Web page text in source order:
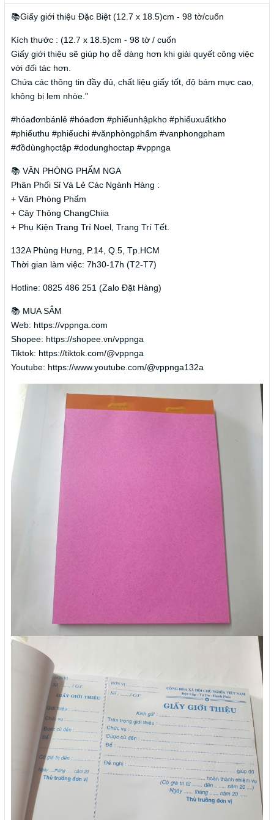
📚Giấy giới thiệu Đặc Biệt (12.7 x 18.5)cm - 98 tờ/cuốn
Kích thước : (12.7 x 18.5)cm - 98 tờ / cuốn
Giấy giới thiệu sẽ giúp họ dễ dàng hơn khi giải quyết công việc
với đối tác hơn.
Chứa các thông tin đầy đủ, chất liệu giấy tốt, độ bám mực cao,
không bị lem nhòe."
#hóađơnbánlẻ #hóađơn #phiếunhậpkho #phiếuxuấtkho
#phiếuthu #phiếuchi #vănphòngphẩm #vanphongpham
#đồdùnghọctập #dodunghoctap #vppnga
📚 VĂN PHÒNG PHẨM NGA
Phân Phối Sỉ Và Lẻ Các Ngành Hàng :
+ Văn Phòng Phẩm
+ Cây Thông ChangChiia
+ Phụ Kiện Trang Trí Noel, Trang Trí Tết.
132A Phùng Hưng, P.14, Q.5, Tp.HCM
Thời gian làm việc: 7h30-17h (T2-T7)
Hotline: 0825 486 251 (Zalo Đặt Hàng)
📚 MUA SẮM
Web: https://vppnga.com
Shopee: https://shopee.vn/vppnga
Tiktok: https://tiktok.com/@vppnga
Youtube: https://www.youtube.com/@vppnga132a